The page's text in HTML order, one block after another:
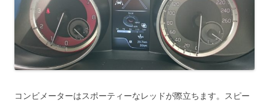
コンビメーターはスポーティーなレッドが際立ちます。スピー